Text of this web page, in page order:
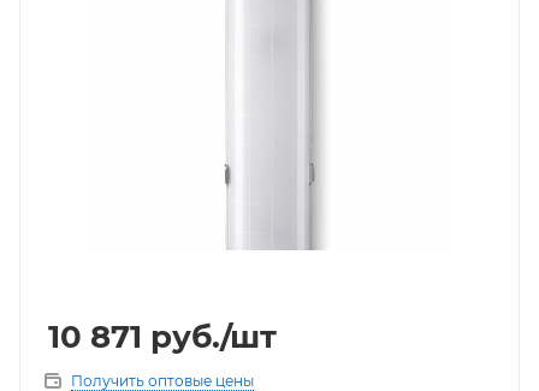
10 871 руб./шт
Получить оптовые цены